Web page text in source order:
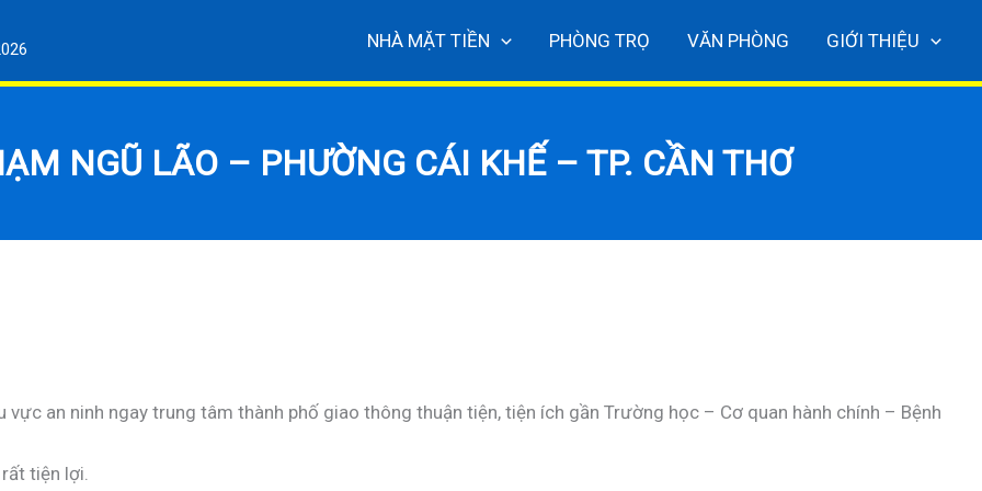
NHÀ MẶT TIỀN PHÒNG TRỌ VĂN PHÒNG GIỚI THIỆU
NGŨ LÃO – PHƯỜNG CÁI KHẾ – TP. CẦN THƠ
an ninh ngay trung tâm thành phố giao thông thuận tiện, tiện ích gần Trường học – Cơ quan hành chính – Bệnh
tiện lợi.